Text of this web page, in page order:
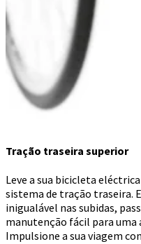
Tração traseira superior
Leve a sua bicicleta
sistema de tração traseira.
inigualável nas subidas,
manutenção fácil para uma
Impulsione a sua viagem